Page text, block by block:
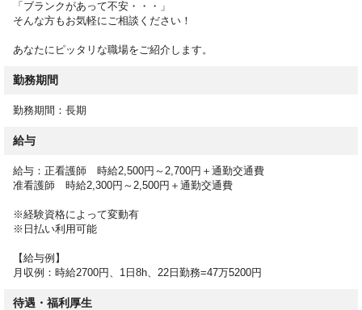
「ブランクがあって不安・・・」
そんな方もお気軽にご相談ください！
あなたにピッタリな職場をご紹介します。
勤務期間
勤務期間：長期
給与
給与：正看護師 時給2,500円～2,700円＋通勤交通費
准看護師 時給2,300円～2,500円＋通勤交通費
※経験資格によって変動有
※日払い利用可能
【給与例】
月収例：時給2700円、1日8h、22日勤務=47万5200円
待遇・福利厚生